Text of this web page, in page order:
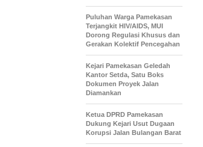
Puluhan Warga Pamekasan
Terjangkit HIV/AIDS, MUI
Dorong Regulasi Khusus dan
Gerakan Kolektif Pencegahan
Kejari Pamekasan Geledah
Kantor Setda, Satu Boks
Dokumen Proyek Jalan
Diamankan
Ketua DPRD Pamekasan
Dukung Kejari Usut Dugaan
Korupsi Jalan Bulangan Barat